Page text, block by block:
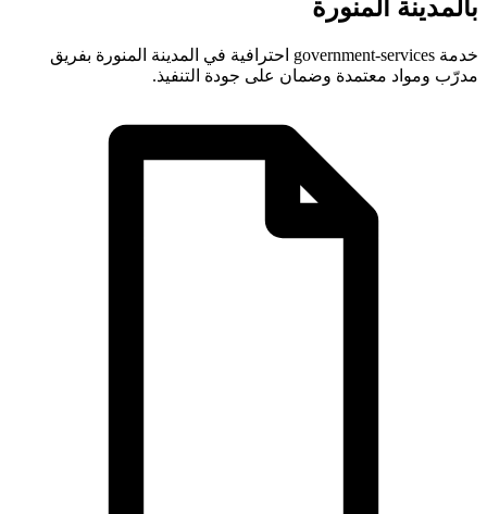
بالمدينة المنورة
خدمة government-services احترافية في المدينة المنورة بفريق
مدرّب ومواد معتمدة وضمان على جودة التنفيذ.